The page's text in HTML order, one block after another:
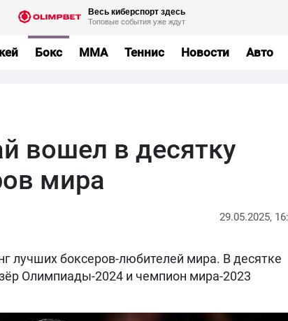
Бокс MMA Теннис Новости Авто
вошел в десятку
мира
29.05.2025,
лучших боксеров-любителей мира. В десятке
Олимпиады-2024 и чемпион мира-2023